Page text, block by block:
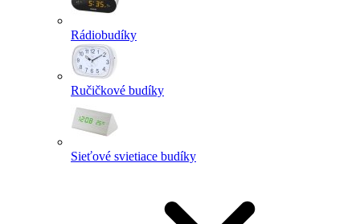
Rádiobudíky
Ručičkové budíky
Sieťové svietiace budíky